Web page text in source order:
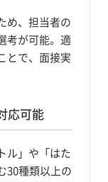
め、担当者の
考が可能。適
とで、面接実
応可能
ル」や「はた
30種類以上の